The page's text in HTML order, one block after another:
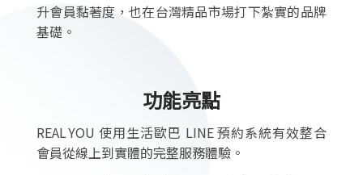
升會員黏著度，也在台灣精品市場打下紮實的品牌
基礎。
功能亮點
REAL YOU 使用生活歐巴 LINE 預約系統有效整合
會員從線上到實體的完整服務體驗。